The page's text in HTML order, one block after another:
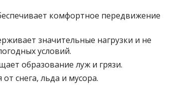
комфортное передвижение
значительные нагрузки и не
условий.
образование луж и грязи.
снега, льда и мусора.